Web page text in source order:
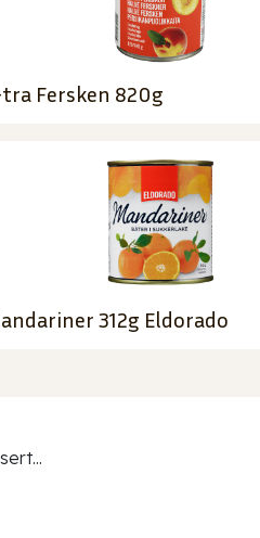
Fersken 820g
312g Eldorado